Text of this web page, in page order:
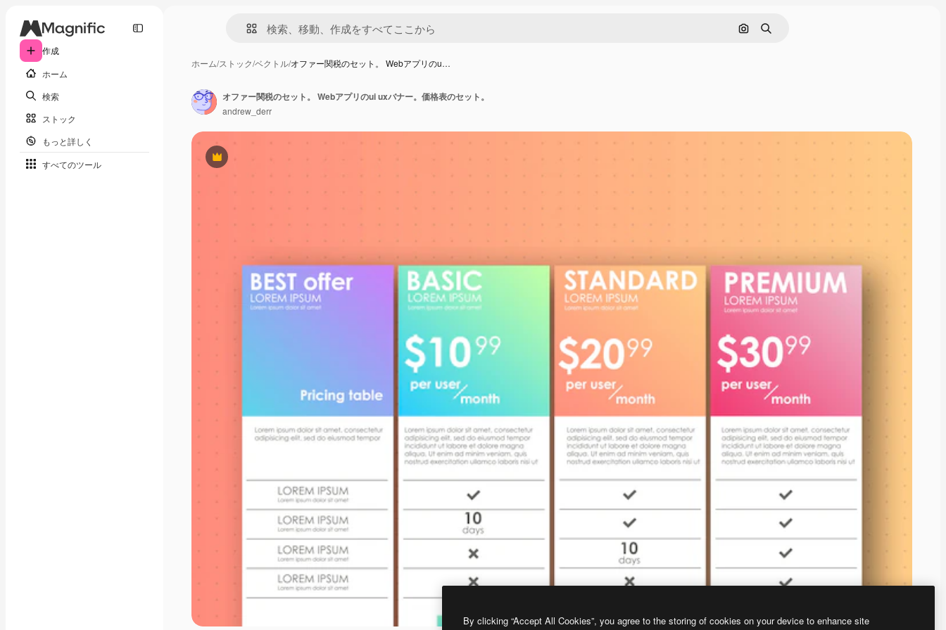
作成
ホーム
検索
ストック
もっと詳しく
すべてのツール
画像で検索
検索
ホーム/ストック/ベクトル/オファー関税のセット。 Webアプリのu…
Premium
オファー関税のセット。 Webアプリのui uxバナー。価格表のセット。
andrew_derr
By clicking “Accept All Cookies”, you agree to the storing of cookies on your device to enhance site